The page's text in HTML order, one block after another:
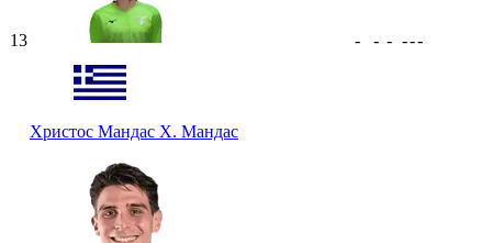
13
Христос Мандас Х. Мандас
- - - ---